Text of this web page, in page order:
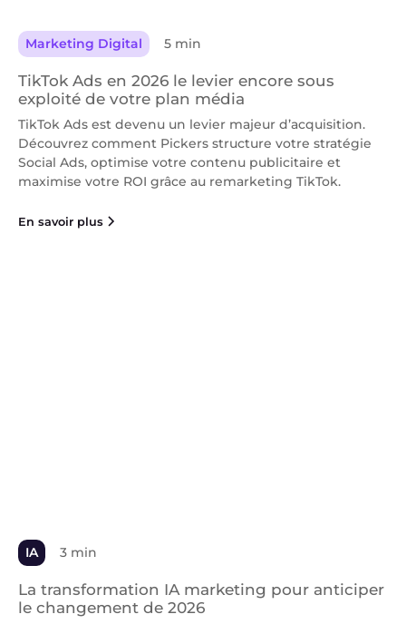
Marketing Digital 5 min
TikTok Ads en 2026 le levier encore sous
exploité de votre plan média
TikTok Ads est devenu un levier majeur d’acquisition.
Découvrez comment Pickers structure votre stratégie
Social Ads, optimise votre contenu publicitaire et
maximise votre ROI grâce au remarketing TikTok.
En savoir plus
IA 3 min
La transformation IA marketing pour anticiper
le changement de 2026